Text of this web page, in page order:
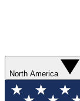
North America